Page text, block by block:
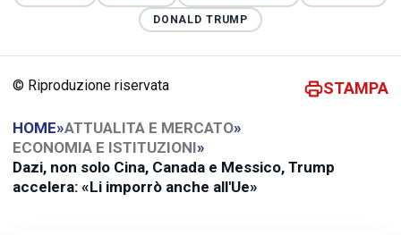
DONALD TRUMP
© Riproduzione riservata STAMPA
HOME»ATTUALITA E MERCATO»
ECONOMIA E ISTITUZIONI»
Dazi, non solo Cina, Canada e Messico, Trump
accelera: «Li imporrò anche all'Ue»